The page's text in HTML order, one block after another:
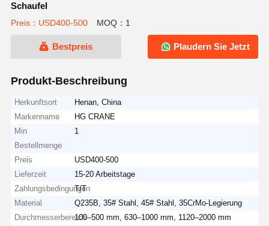
Schaufel
Preis：USD400-500 MOQ：1
Bestpreis Plaudern Sie Jetzt
Produkt-Beschreibung
Herkunftsort
Henan, China
Markenname
HG CRANE
Min
Bestellmenge
1
Preis
USD400-500
Lieferzeit
15-20 Arbeitstage
Zahlungsbedingungen
T/T
Material
Q235B, 35# Stahl, 45# Stahl, 35CrMo-Legierung
Durchmesserbereich100–500 mm, 630–1000 mm, 1120–2000 mm